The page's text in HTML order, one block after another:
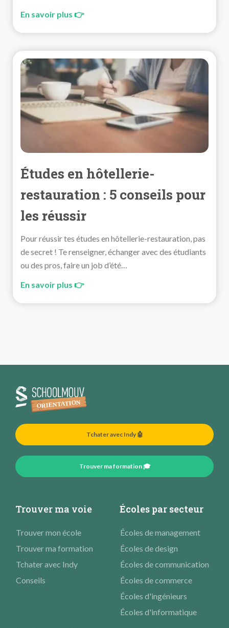
En savoir plus 👉
Études en hôtellerie-
restauration : 5 conseils pour
les réussir
Pour réussir tes études en hôtellerie-restauration, pas
de secret ! Te renseigner, échanger avec des étudiants
ou des pros, faire un job d’été…
En savoir plus 👉
Tchater avec Indy 🤖
Trouver ma formation 🎓
Trouver ma voie
Trouver mon école
Trouver ma formation
Tchater avec Indy
Conseils
Écoles par secteur
Écoles de management
Écoles de design
Écoles de communication
Écoles de commerce
Écoles d'ingénieurs
Écoles d'informatique